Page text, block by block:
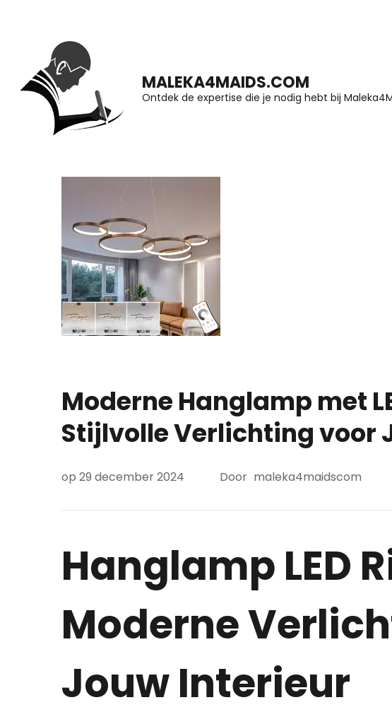
inhoud
(druk
MALEKA4MAIDS.COM
Ontdek de expertise die je nodig hebt bij
Moderne Hanglamp met
Stijlvolle Verlichting voor
op 29 december 2024 Door maleka4maidscom
Hanglamp LED
Moderne
Jouw Interieur